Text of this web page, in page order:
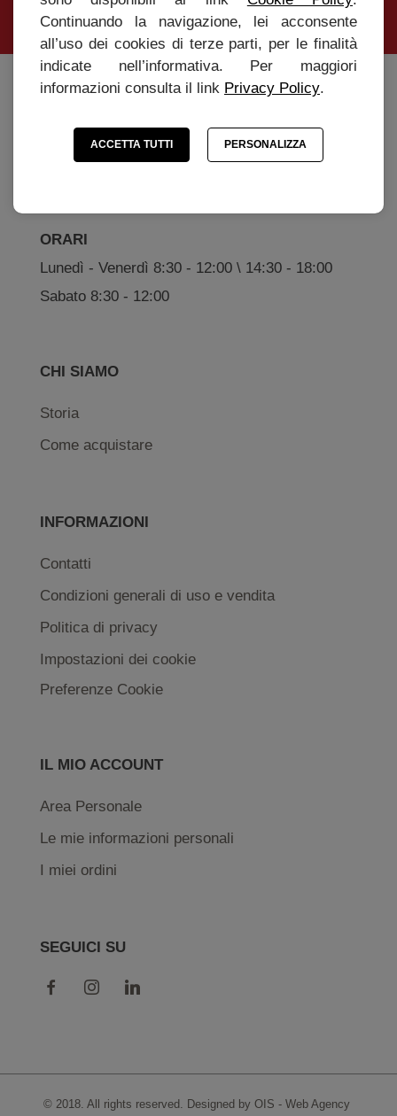
Caffè Roen s.r.l
Via Marconi, 20 - 37010 Affi (Verona)
Tel. +39 045 6201131 - P.IVA 04166750234
ORARI
Lunedì - Venerdì 8:30 - 12:00 \ 14:30 - 18:00
Sabato 8:30 - 12:00
CHI SIAMO
Storia
Come acquistare
INFORMAZIONI
Contatti
Condizioni generali di uso e vendita
Politica di privacy
Impostazioni dei cookie
Preferenze Cookie
IL MIO ACCOUNT
Area Personale
Le mie informazioni personali
I miei ordini
SEGUICI SU
© 2018. All rights reserved. Designed by OIS - Web Agency
Continuando la navigazione, lei acconsente
all’uso dei cookies di terze parti, per le finalità
indicate nell’informativa. Per maggiori
informazioni consulta il link Privacy Policy.
ACCETTA TUTTI PERSONALIZZA